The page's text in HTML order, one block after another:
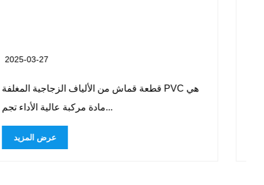
PTFE (polytetrafluoroethylene) قطعة قماش